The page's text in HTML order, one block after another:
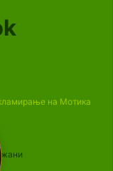
на Мотика